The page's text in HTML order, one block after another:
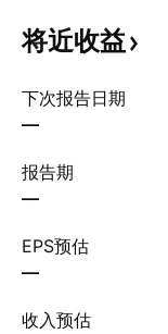
将近收益
下次报告日期
—
报告期
—
EPS预估
—
收入预估